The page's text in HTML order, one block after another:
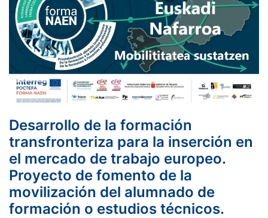
Desarrollo de la formación
transfronteriza para la inserción en
el mercado de trabajo europeo.
Proyecto de fomento de la
movilización del alumnado de
formación o estudios técnicos.